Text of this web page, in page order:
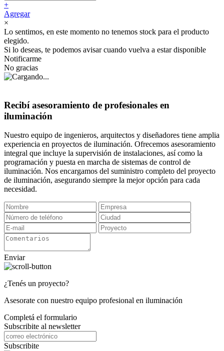
+
Agregar
×
Lo sentimos, en este momento no tenemos stock para el producto
elegido.
Si lo deseas, te podemos avisar cuando vuelva a estar disponible
Notificarme
No gracias
Recibí asesoramiento de profesionales en
iluminación
Nuestro equipo de ingenieros, arquitectos y diseñadores tiene amplia
experiencia en proyectos de iluminación. Ofrecemos asesoramiento
integral que incluye la supervisión de instalaciones, así como la
programación y puesta en marcha de sistemas de control de
iluminación. Nos encargamos del suministro completo del proyecto
de iluminación, asegurando siempre la mejor opción para cada
necesidad.
Enviar
¿Tenés un proyecto?
Asesorate con nuestro equipo profesional en iluminación
Completá el formulario
Subscribite al newsletter
Subscribite